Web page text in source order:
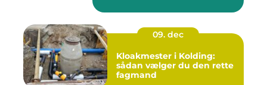
09. dec
Kloakmester i Kolding:
sådan vælger du den rette
fagmand